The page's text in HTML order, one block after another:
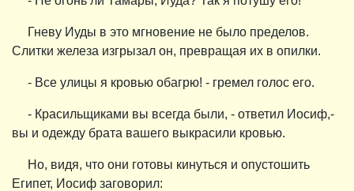
Гневу Иуды в это мгновение не было пределов.
Слитки железа изгрызал он, превращая их в опилки.
- Все улицы я кровью обагрю! - гремел голос его.
- Красильщиками вы всегда были, - ответил Иосиф,-
вы и одежду брата вашего выкрасили кровью.
Но, видя, что они готовы кинуться и опустошить
Египет, Иосиф заговорил: